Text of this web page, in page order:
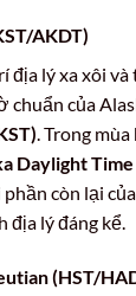
AKDT)
địa lý xa xôi
chuẩn của
. Trong
Daylight
còn lại
địa lý đáng kể.
(HST/